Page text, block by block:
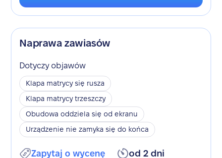
Naprawa zawiasów
Dotyczy objawów
Klapa matrycy się rusza
Klapa matrycy trzeszczy
Obudowa oddziela się od ekranu
Urządzenie nie zamyka się do końca
Zapytaj o wycenę od 2 dni